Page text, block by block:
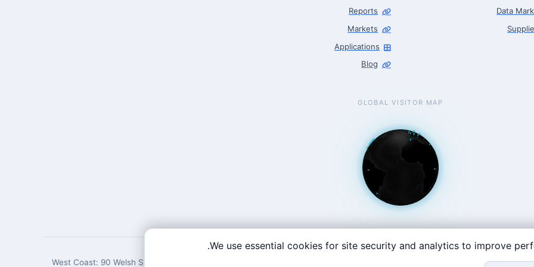
Data
Reports
Markets
Applications
Blog
GLOBAL VISITOR MAP
West Coast: 90 Welsh St, San Francisco, CA 94107 · East Coast: 125 Western Ave, Allston, MA 02134 ·
We use essential cookies for site security and analytics to improve
.